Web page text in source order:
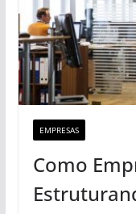
EMPRESAS
Como